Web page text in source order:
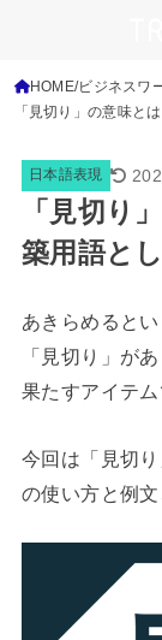
HOME ビジネスワ
「見切り」の意味と
日本語表現
「見切り
築用語と
あきらめると
「見切り」が
果たすアイテ
今回は「見切
の使い方と例